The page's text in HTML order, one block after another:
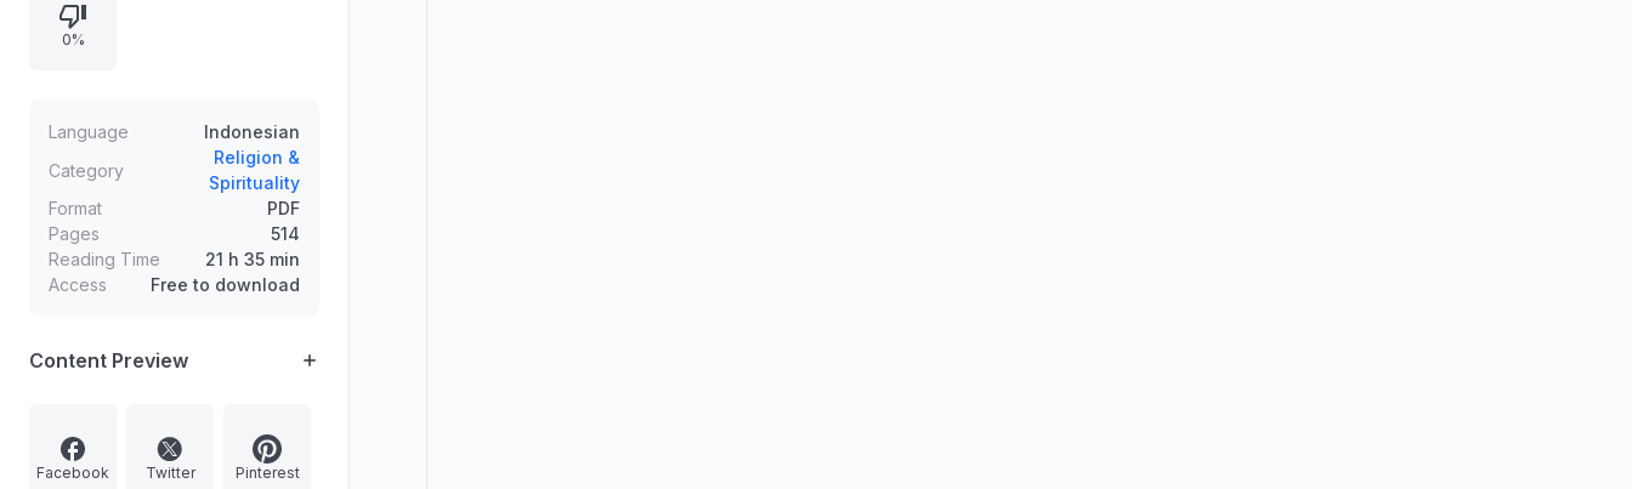
pendahuluan terkait sikap
ulama/mazhab terhadap As-Sunnah
bahasan penyatuan beberapa
surah yang memiliki kesamaan
makna dalam satu rakaat.
0%
Language
Indonesian
Category
Religion &
Spirituality
Format
PDF
Pages
514
Reading Time
21 h 35 min
Access
Free to download
Content Preview
Facebook Twitter Pinterest